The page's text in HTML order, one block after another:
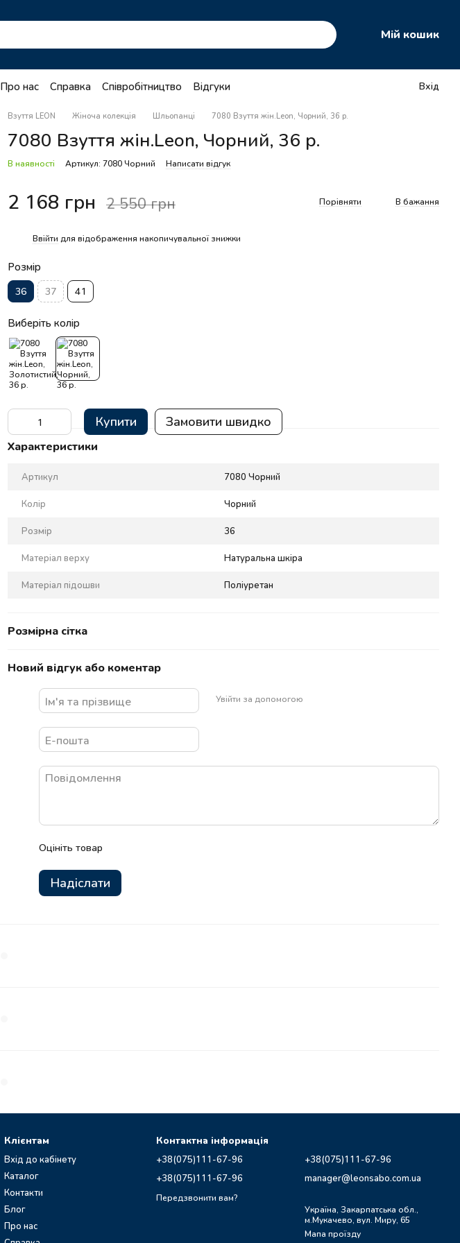
Мій кошик
Про нас Справка Співробітництво Відгуки Вхід
Взуття LEON Жіноча колекція Шльопанці 7080 Взуття жін.Leon, Чорний, 36 р.
7080 Взуття жін.Leon, Чорний, 36 р.
В наявності Артикул: 7080 Чорний Написати відгук
2 168 грн 2 550 грн Порівняти В бажання
Ввійти для відображення накопичувальної знижки
Розмір
36 37 41
Виберіть колір
Купити Замовити швидко
Характеристики
Артикул 7080 Чорний
Колір Чорний
Розмір 36
Матеріал верху Натуральна шкіра
Матеріал підошви Поліуретан
Розмірна сітка
Новий відгук або коментар
Увійти за допомогою
Оцініть товар
Надіслати
Клієнтам
Вхід до кабінету
Каталог
Контакти
Блог
Про нас
Контактна інформація
+38(075)111-67-96
+38(075)111-67-96
Передзвонити вам?
+38(075)111-67-96
manager@leonsabo.com.ua
Україна, Закарпатська обл.,
м.Мукачево, вул. Миру, 65
Мапа проїзду